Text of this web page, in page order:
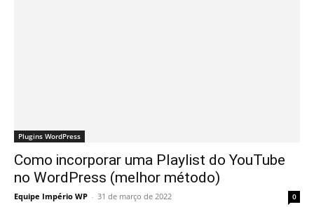
Plugins WordPress
Como incorporar uma Playlist do YouTube
no WordPress (melhor método)
Equipe Império WP - 31 de março de 2022 0